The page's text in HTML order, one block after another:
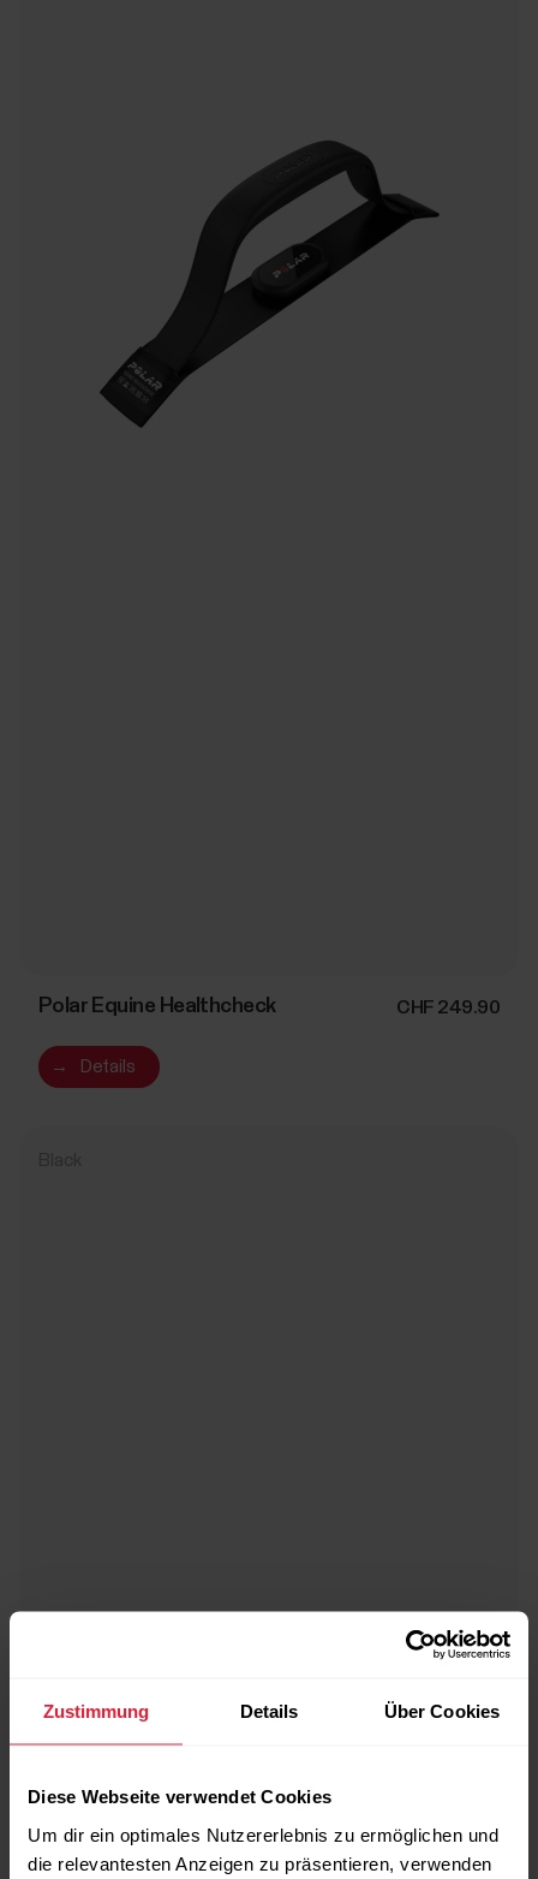
Zustimmung Details Über Cookies
Diese Webseite verwendet Cookies
Um dir ein optimales Nutzererlebnis zu ermöglichen und
die relevantesten Anzeigen zu präsentieren, verwenden
Polar Equine Healthcheck CHF 249.90
→ Details